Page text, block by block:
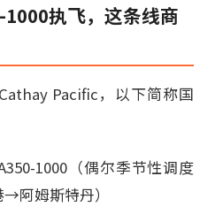
执飞，这条线商
Pacific，以下简称国
1000（偶尔季节性调度
阿姆斯特丹）